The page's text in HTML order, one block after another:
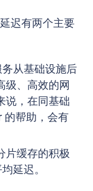
迟有两个主要
从基础设施后
级、高效的网
说，在同基础
的帮助，会有
片缓存的积极
延迟。